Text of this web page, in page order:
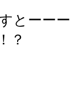
とーーー
？